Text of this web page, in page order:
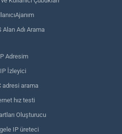
Alan Adı Arama
Adresim
IP İzleyici
adresi arama
hız testi
Oluşturucu
IP üreteci